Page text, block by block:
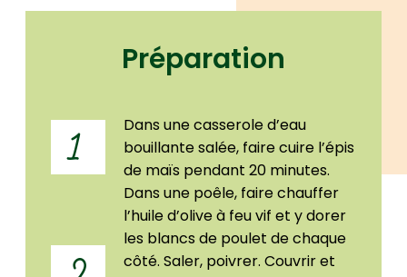
Préparation
1
Dans une casserole d’eau
bouillante salée, faire cuire l’épis
de maïs pendant 20 minutes.
Dans une poêle, faire chauffer
l’huile d’olive à feu vif et y dorer
les blancs de poulet de chaque
côté. Saler, poivrer. Couvrir et